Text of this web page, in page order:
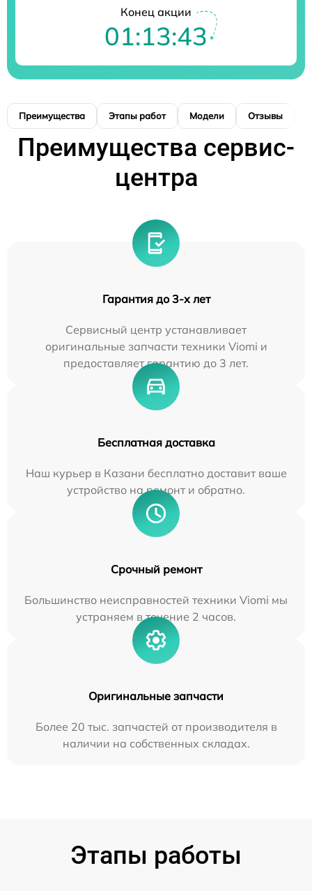
Конец акции
01:13:43
Преимущества Этапы работ Модели Отзывы
Преимущества сервис-
центра
Гарантия до 3-х лет
Сервисный центр устанавливает
оригинальные запчасти техники Viomi и
предоставляет гарантию до 3 лет.
Бесплатная доставка
Наш курьер в Казани бесплатно доставит ваше
устройство на ремонт и обратно.
Срочный ремонт
Большинство неисправностей техники Viomi мы
устраняем в течение 2 часов.
Оригинальные запчасти
Более 20 тыс. запчастей от производителя в
наличии на собственных складах.
Этапы работы